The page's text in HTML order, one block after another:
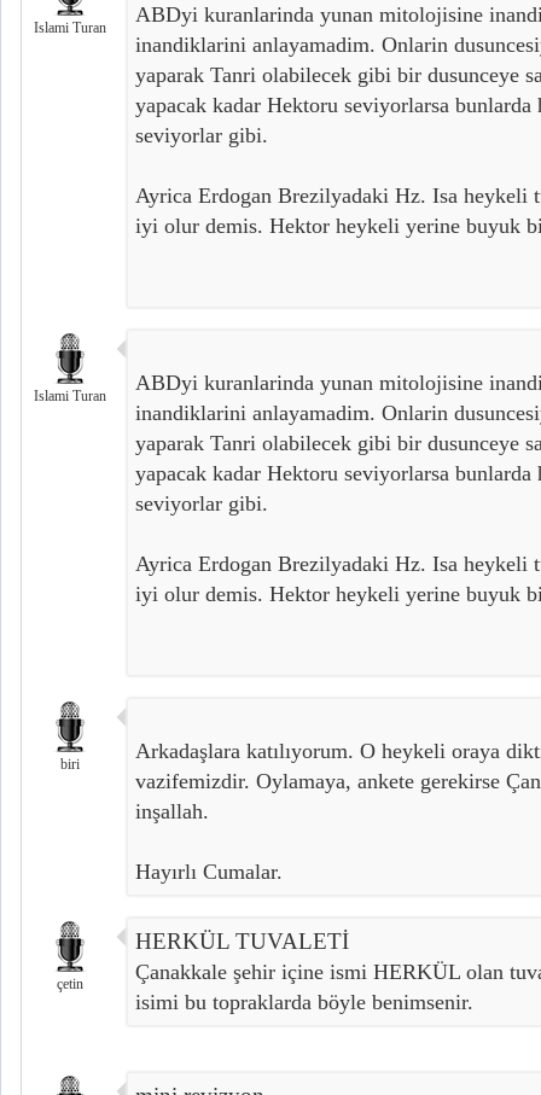
Islami Turan
ABDyi kuranlarinda yunan mitolojisine
inandiklarini anlayamadim. Onlarin
yaparak Tanri olabilecek gibi bir dusunceye
yapacak kadar Hektoru seviyorlarsa
seviyorlar gibi.
Ayrica Erdogan Brezilyadaki Hz. Isa heykeli
iyi olur demis. Hektor heykeli yerine buyuk
Islami Turan
ABDyi kuranlarinda yunan mitolojisine
inandiklarini anlayamadim. Onlarin
yaparak Tanri olabilecek gibi bir dusunceye
yapacak kadar Hektoru seviyorlarsa
seviyorlar gibi.
Ayrica Erdogan Brezilyadaki Hz. Isa heykeli
iyi olur demis. Hektor heykeli yerine buyuk
biri
Arkadaşlara katılıyorum. O heykeli oraya
vazifemizdir. Oylamaya, ankete gerekirse
inşallah.
Hayırlı Cumalar.
çetin
HERKÜL TUVALETİ
Çanakkale şehir içine ismi HERKÜL olan
isimi bu topraklarda böyle benimsenir.